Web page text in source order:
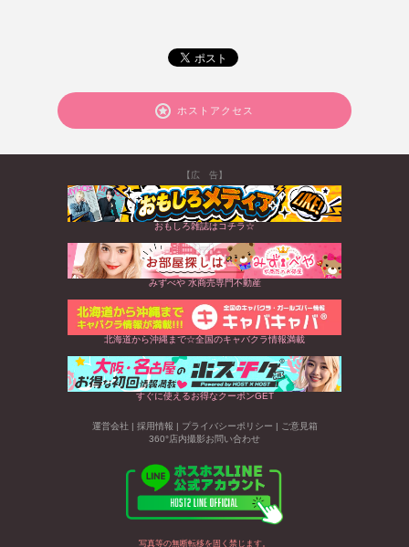
ホストアクセス
【広 告】
おもしろ雑誌はコチラ☆
みずべや 水商売専門不動産
北海道から沖縄まで☆全国のキャバクラ情報満載
すぐに使えるお得なクーポンGET
運営会社 | 採用情報 | プライバシーポリシー | ご意見箱
360°店内撮影お問い合わせ
写真等の無断転移を固く禁じます。